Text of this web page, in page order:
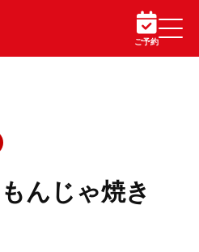
ご予約
んじゃ焼き